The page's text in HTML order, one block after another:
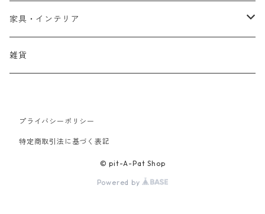
家具・インテリア
家具
雑貨
プライバシーポリシー
特定商取引法に基づく表記
© pit-A-Pat Shop
Powered by